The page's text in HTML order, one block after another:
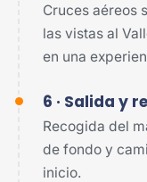
Cruces aéreos
las vistas al
en una
6 · Salida y
Recogida del
de fondo y
inicio.